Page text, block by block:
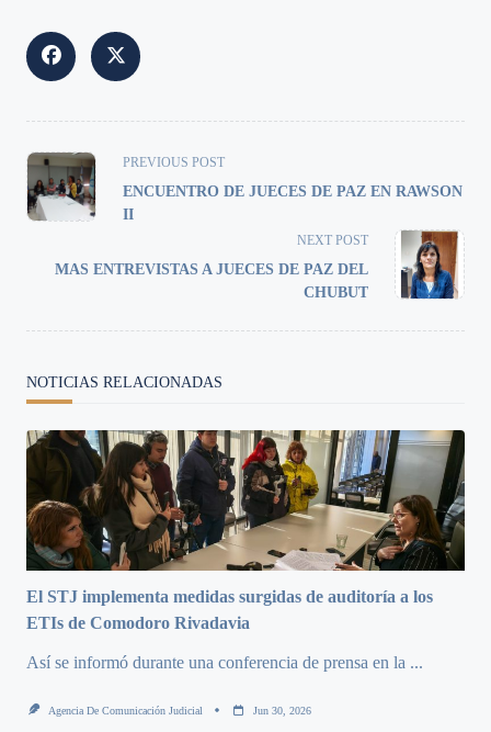
<span
class="nav-
subtitle
reader-
PREVIOUS POST
ENCUENTRO DE JUECES DE PAZ EN RAWSON
II
NEXT POST
MAS ENTREVISTAS A JUECES DE PAZ DEL
CHUBUT
NOTICIAS RELACIONADAS
El STJ implementa medidas surgidas de auditoría a los
ETIs de Comodoro Rivadavia
Así se informó durante una conferencia de prensa en la ...
Agencia De Comunicación Judicial Jun 30, 2026